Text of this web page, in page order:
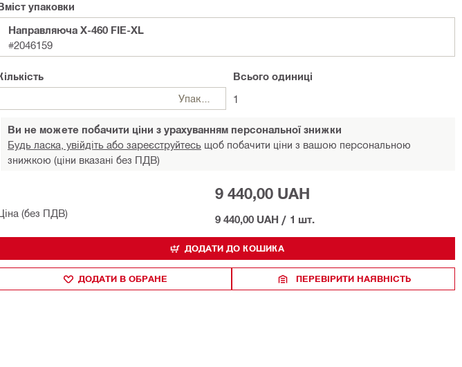
упаковки
Направляюча X-460 FIE-XL
#2046159
Упаковки
Всього одиниці
1
Ви не можете побачити ціни з урахуванням персональної знижки
Будь ласка, увійдіть або зареєструйтесь щоб побачити ціни з вашою персональною
знижкою (ціни вказані без ПДВ)
(без ПДВ)
9 440,00 UAH
9 440,00 UAH / 1 шт.
ДОДАТИ ДО КОШИКА
ДОДАТИ В ОБРАНЕ ПЕРЕВІРИТИ НАЯВНІСТЬ